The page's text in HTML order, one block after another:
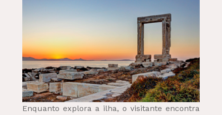
Enquanto explora a ilha, o visitante encontra